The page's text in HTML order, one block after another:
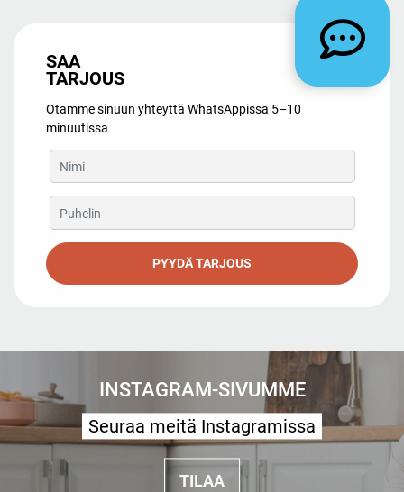
SAA
TARJOUS
Otamme sinuun yhteyttä WhatsAppissa 5–10
minuutissa
PYYDÄ TARJOUS
INSTAGRAM-SIVUMME
Seuraa meitä Instagramissa
TILAA